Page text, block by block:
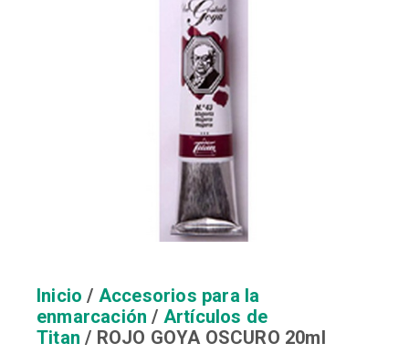
Inicio / Accesorios para la
enmarcación / Artículos de
Titan / ROJO GOYA OSCURO 20ml